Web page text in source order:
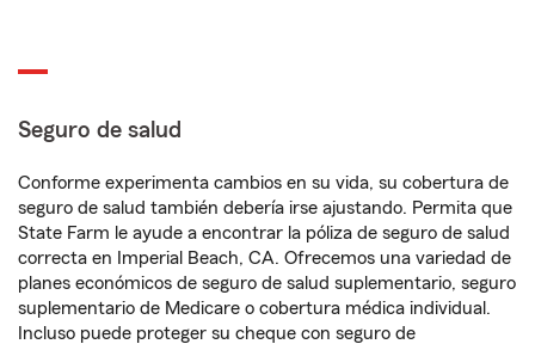
Seguro de salud
Conforme experimenta cambios en su vida, su cobertura de
seguro de salud también debería irse ajustando. Permita que
State Farm le ayude a encontrar la póliza de seguro de salud
correcta en Imperial Beach, CA. Ofrecemos una variedad de
planes económicos de seguro de salud suplementario, seguro
suplementario de Medicare o cobertura médica individual.
Incluso puede proteger su cheque con seguro de